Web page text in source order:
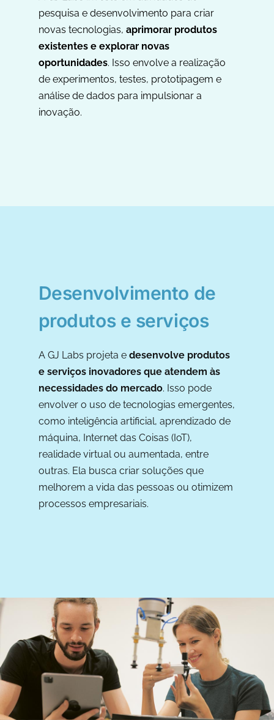
pesquisa e desenvolvimento para criar
novas tecnologias, aprimorar produtos
existentes e explorar novas
oportunidades. Isso envolve a realização
de experimentos, testes, prototipagem e
análise de dados para impulsionar a
inovação.
Desenvolvimento de
produtos e serviços
A GJ Labs projeta e desenvolve produtos
e serviços inovadores que atendem às
necessidades do mercado. Isso pode
envolver o uso de tecnologias emergentes,
como inteligência artificial, aprendizado de
máquina, Internet das Coisas (IoT),
realidade virtual ou aumentada, entre
outras. Ela busca criar soluções que
melhorem a vida das pessoas ou otimizem
processos empresariais.